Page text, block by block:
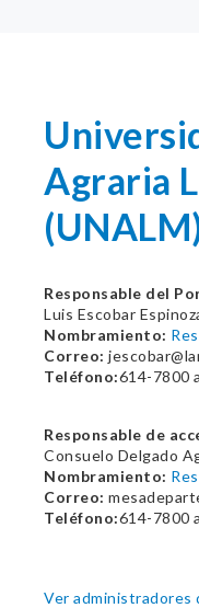
Agraria
Responsable del
Luis Escobar
Nombramiento:
Correo:
Teléfono:614-7800
Responsable de
Consuelo Delgado
Nombramiento:
Correo:
Teléfono:614-7800
Ver administradores